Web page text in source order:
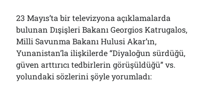
23 Mayıs’ta bir televizyona açıklamalarda
bulunan Dışişleri Bakanı Georgios Katrugalos,
Milli Savunma Bakanı Hulusi Akar’ın,
Yunanistan’la ilişkilerde “Diyaloğun sürdüğü,
güven arttırıcı tedbirlerin görüşüldüğü” vs.
yolundaki sözlerini şöyle yorumladı: